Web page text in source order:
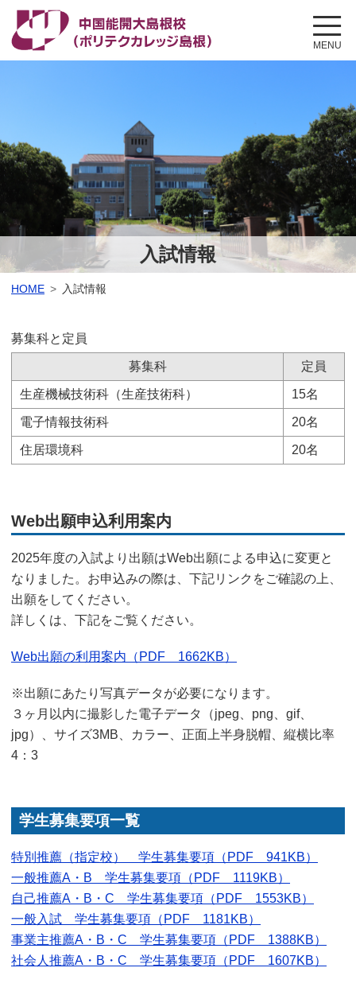
MENU
入試情報
こ
ー
の
HOME 入試情報
募集科と定員
募集科 定員
生産機械技術科（生産技術科） 15名
電子情報技術科 20名
住居環境科 20名
Web出願申込利用案内
2025年度の入試より出願はWeb出願による申込に変更と
なりました。お申込みの際は、下記リンクをご確認の上、
出願をしてください。
詳しくは、下記をご覧ください。
Web出願の利用案内（PDF 1662KB）
※出願にあたり写真データが必要になります。
３ヶ月以内に撮影した電子データ（jpeg、png、gif、
jpg）、サイズ3MB、カラー、正面上半身脱帽、縦横比率
4：3
学生募集要項一覧
特別推薦（指定校） 学生募集要項（PDF 941KB）
一般推薦A・B 学生募集要項（PDF 1119KB）
自己推薦A・B・C 学生募集要項（PDF 1553KB）
一般入試 学生募集要項（PDF 1181KB）
事業主推薦A・B・C 学生募集要項（PDF 1388KB）
社会人推薦A・B・C 学生募集要項（PDF 1607KB）